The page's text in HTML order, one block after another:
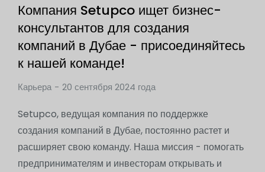
Компания Setupco ищет бизнес-
консультантов для создания
компаний в Дубае - присоединяйтесь
к нашей команде!
Карьера 20 сентября 2024 года
Setupco, ведущая компания по поддержке
создания компаний в Дубае, постоянно растет и
расширяет свою команду. Наша миссия - помогать
предпринимателям и инвесторам открывать и